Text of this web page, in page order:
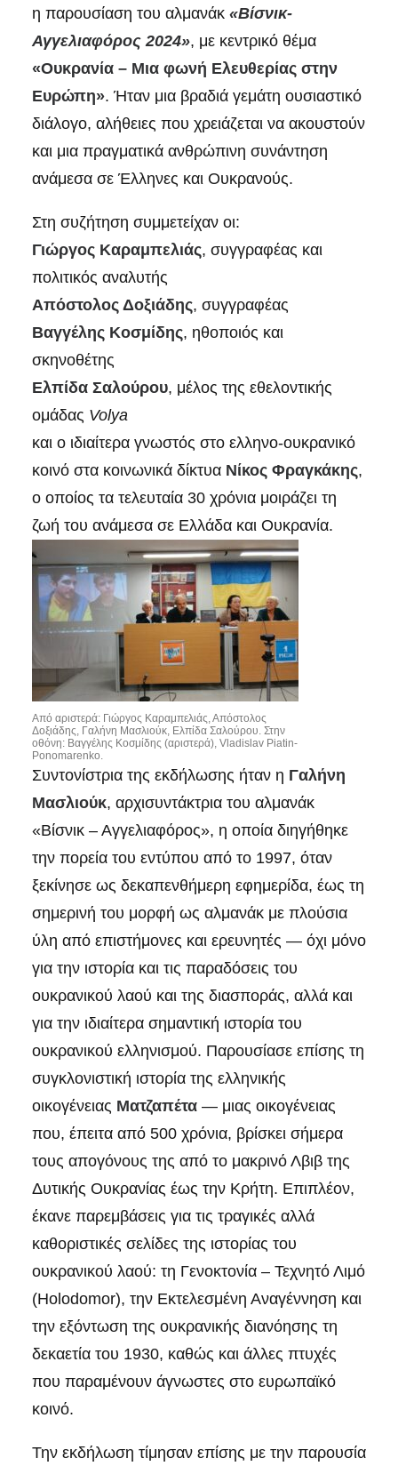
η παρουσίαση του αλμανάκ «Βίσνικ-
Αγγελιαφόρος 2024», με κεντρικό θέμα
«Ουκρανία – Μια φωνή Ελευθερίας στην
Ευρώπη». Ήταν μια βραδιά γεμάτη ουσιαστικό
διάλογο, αλήθειες που χρειάζεται να ακουστούν
και μια πραγματικά ανθρώπινη συνάντηση
ανάμεσα σε Έλληνες και Ουκρανούς.
Στη συζήτηση συμμετείχαν οι:
Γιώργος Καραμπελιάς, συγγραφέας και
πολιτικός αναλυτής
Απόστολος Δοξιάδης, συγγραφέας
Βαγγέλης Κοσμίδης, ηθοποιός και
σκηνοθέτης
Ελπίδα Σαλούρου, μέλος της εθελοντικής
ομάδας Volya
και ο ιδιαίτερα γνωστός στο ελληνο-ουκρανικό
κοινό στα κοινωνικά δίκτυα Νίκος Φραγκάκης,
ο οποίος τα τελευταία 30 χρόνια μοιράζει τη
ζωή του ανάμεσα σε Ελλάδα και Ουκρανία.
Από αριστερά: Γιώργος Καραμπελιάς, Απόστολος
Δοξιάδης, Γαλήνη Μασλιούκ, Ελπίδα Σαλούρου. Στην
οθόνη: Βαγγέλης Κοσμίδης (αριστερά), Vladislav Piatin-
Ponomarenko.
Συντονίστρια της εκδήλωσης ήταν η Γαλήνη
Μασλιούκ, αρχισυντάκτρια του αλμανάκ
«Βίσνικ – Αγγελιαφόρος», η οποία διηγήθηκε
την πορεία του εντύπου από το 1997, όταν
ξεκίνησε ως δεκαπενθήμερη εφημερίδα, έως τη
σημερινή του μορφή ως αλμανάκ με πλούσια
ύλη από επιστήμονες και ερευνητές — όχι μόνο
για την ιστορία και τις παραδόσεις του
ουκρανικού λαού και της διασποράς, αλλά και
για την ιδιαίτερα σημαντική ιστορία του
ουκρανικού ελληνισμού. Παρουσίασε επίσης τη
συγκλονιστική ιστορία της ελληνικής
οικογένειας Ματζαπέτα — μιας οικογένειας
που, έπειτα από 500 χρόνια, βρίσκει σήμερα
τους απογόνους της από το μακρινό Λβιβ της
Δυτικής Ουκρανίας έως την Κρήτη. Επιπλέον,
έκανε παρεμβάσεις για τις τραγικές αλλά
καθοριστικές σελίδες της ιστορίας του
ουκρανικού λαού: τη Γενοκτονία – Τεχνητό Λιμό
(Holodomor), την Εκτελεσμένη Αναγέννηση και
την εξόντωση της ουκρανικής διανόησης τη
δεκαετία του 1930, καθώς και άλλες πτυχές
που παραμένουν άγνωστες στο ευρωπαϊκό
κοινό.
Την εκδήλωση τίμησαν επίσης με την παρουσία